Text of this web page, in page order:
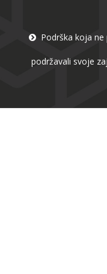
Podrška koja
podržavali svoje